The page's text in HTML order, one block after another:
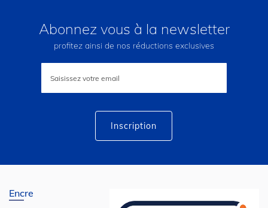
Abonnez vous à la newsletter
profitez ainsi de nos réductions exclusives
lettre
Inscription
Encre